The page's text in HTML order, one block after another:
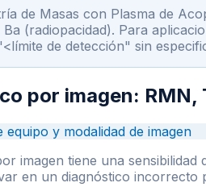
de Masas con Plasma de
(radiopacidad). Para
<límite de detección" sin
por imagen: RMN,
y modalidad de imagen
imagen tiene una
en un diagnóstico incorrecto